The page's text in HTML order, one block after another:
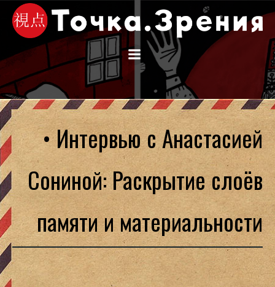
Перейти
к
содержимому
• Интервью с Анастасией
Сониной: Раскрытие слоёв
памяти и материальности